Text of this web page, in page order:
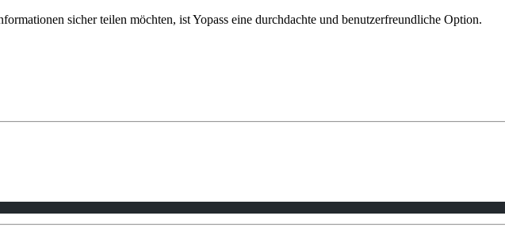
sicher teilen möchten, ist Yopass eine durchdachte und benutzerfreundliche Option.